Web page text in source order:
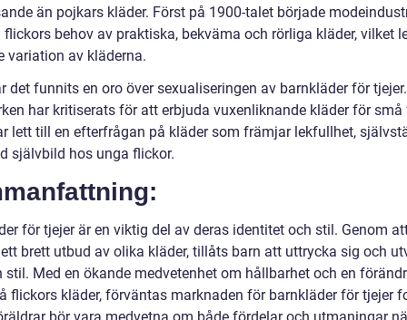
än pojkars kläder. Först på 1900-talet började
flickors behov av praktiska, bekväma och rörliga kläder, vilket
variation av kläderna.
det funnits en oro över sexualiseringen av barnkläder för
har kritiserats för att erbjuda vuxenliknande kläder för små
lett till en efterfrågan på kläder som främjar lekfullhet,
självbild hos unga flickor.
för tjejer är en viktig del av deras identitet och stil. Genom
brett utbud av olika kläder, tillåts barn att uttrycka sig och
stil. Med en ökande medvetenhet om hållbarhet och en
flickors kläder, förväntas marknaden för barnkläder för tjejer